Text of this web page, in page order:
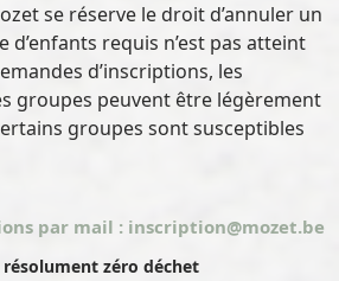
se réserve le droit d’annuler un
d’enfants requis n’est pas atteint
d’inscriptions, les
groupes peuvent être légèrement
groupes sont susceptibles
par mail : inscription@mozet.be
zéro déchet